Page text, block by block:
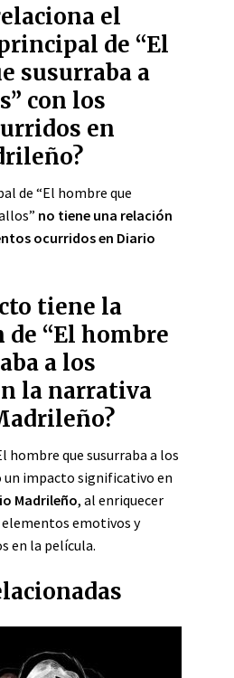
el
de “El
susurraba a
con los
en
de “El hombre que
no tiene una relación
ocurridos en Diario
tiene la
de “El hombre
a los
la narrativa
hombre que susurraba a los
un impacto significativo en
Madrileño, al enriquecer
emotivos y
en la película.